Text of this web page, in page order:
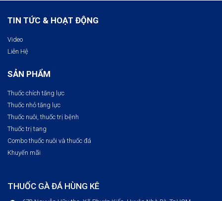
TIN TỨC & HOẠT ĐỘNG
Video
Liên Hệ
SẢN PHẨM
Thuốc chích tăng lực
Thuốc nhỏ tăng lực
Thuốc nuôi, thuốc trị bệnh​
Thuốc trị tang
Combo thuốc nuôi và thuốc đá
Khuyến mãi
THUỐC GÀ ĐÁ HÙNG KÊ